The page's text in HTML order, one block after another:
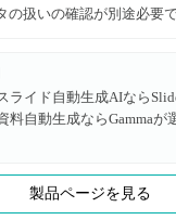
の扱いの確認が別途必要で
ライド自動生成AIなら
料自動生成ならGammaが
製品ページを見る